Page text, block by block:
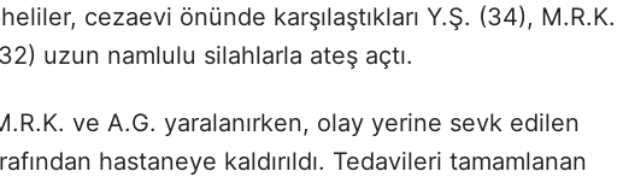
cezaevi önünde karşılaştıkları Y.Ş. (34), M.R.K.
uzun namlulu silahlarla ateş açtı.
ve A.G. yaralanırken, olay yerine sevk edilen
hastaneye kaldırıldı. Tedavileri tamamlanan